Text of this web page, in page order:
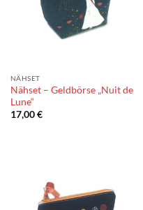
NÄHSET
Nähset – Geldbörse „Nuit de
Lune“
17,00€